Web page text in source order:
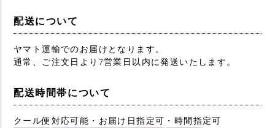
配送について
ヤマト運輸でのお届けとなります。
通常、ご注文日より7営業日以内に発送いたします。
配送時間帯について
クール便対応可能・お届け日指定可・時間指定可